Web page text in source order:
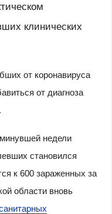
клинических
от коронавируса
от диагноза
недели
становился
к 600 зараженных за
области вновь